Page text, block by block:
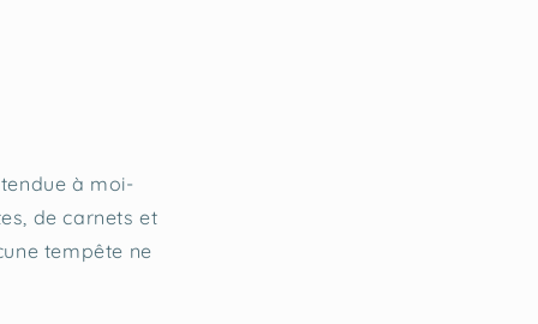
à moi-
de carnets et
tempête ne